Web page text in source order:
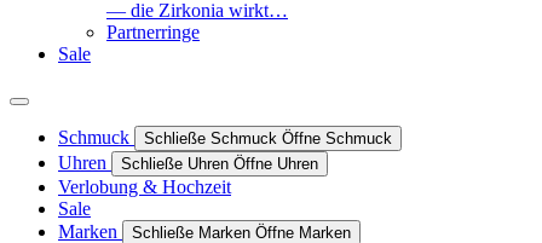
— die Zirkonia wirkt…
Partnerringe
Sale
Schmuck Schließe Schmuck Öffne Schmuck
Uhren Schließe Uhren Öffne Uhren
Verlobung & Hochzeit
Sale
Marken
Schließe Marken Öffne Marken